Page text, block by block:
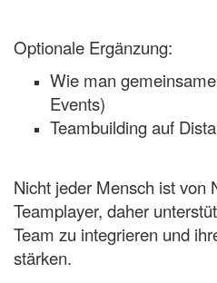
Optionale Ergänzung:
Wie man
Events)
Teambuilding auf
Nicht jeder Mensch ist von
Teamplayer, daher
Team zu integrieren und
stärken.